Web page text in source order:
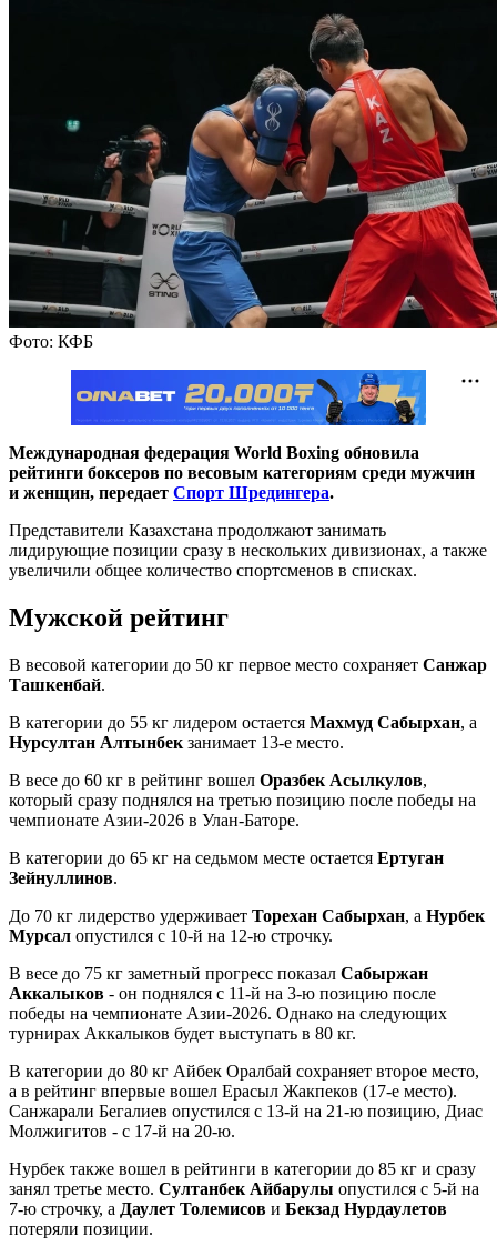
Фото: КФБ
Международная федерация World Boxing обновила
рейтинги боксеров по весовым категориям среди мужчин
и женщин, передает Спорт Шредингера.
Представители Казахстана продолжают занимать
лидирующие позиции сразу в нескольких дивизионах, а также
увеличили общее количество спортсменов в списках.
Мужской рейтинг
В весовой категории до 50 кг первое место сохраняет Санжар
Ташкенбай.
В категории до 55 кг лидером остается Махмуд Сабырхан, а
Нурсултан Алтынбек занимает 13-е место.
В весе до 60 кг в рейтинг вошел Оразбек Асылкулов,
который сразу поднялся на третью позицию после победы на
чемпионате Азии-2026 в Улан-Баторе.
В категории до 65 кг на седьмом месте остается Ертуган
Зейнуллинов.
До 70 кг лидерство удерживает Торехан Сабырхан, а Нурбек
Мурсал опустился с 10-й на 12-ю строчку.
В весе до 75 кг заметный прогресс показал Сабыржан
Аккалыков - он поднялся с 11-й на 3-ю позицию после
победы на чемпионате Азии-2026. Однако на следующих
турнирах Аккалыков будет выступать в 80 кг.
В категории до 80 кг Айбек Оралбай сохраняет второе место,
а в рейтинг впервые вошел Ерасыл Жакпеков (17-е место).
Санжарали Бегалиев опустился с 13-й на 21-ю позицию, Диас
Молжигитов - с 17-й на 20-ю.
Нурбек также вошел в рейтинги в категории до 85 кг и сразу
занял третье место. Султанбек Айбарулы опустился с 5-й на
7-ю строчку, а Даулет Толемисов и Бекзад Нурдаулетов
потеряли позиции.